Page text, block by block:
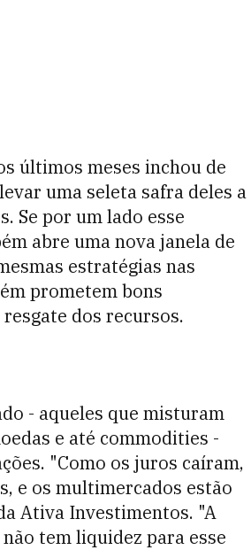
últimos meses inchou de
uma seleta safra deles a
Se por um lado esse
abre uma nova janela de
estratégias nas
prometem bons
dos recursos.
- aqueles que misturam
e até commodities -
"Como os juros caíram,
e os multimercados estão
Ativa Investimentos. "A
tem liquidez para esse